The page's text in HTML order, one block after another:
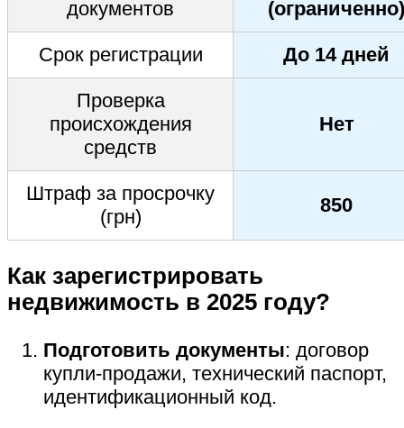
документов
(ограниченно)
Срок регистрации До 14 дней
Проверка
происхождения
средств
Нет
Штраф за просрочку
(грн)
850
Как зарегистрировать
недвижимость в 2025 году?
Подготовить документы: договор
купли-продажи, технический паспорт,
идентификационный код.